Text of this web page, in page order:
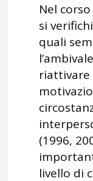
Nel
si
quali
riattivare
(1996,
livello di